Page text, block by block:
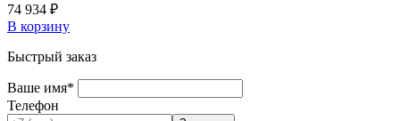
74 934 ₽
В корзину
Быстрый заказ
Ваше имя*
Телефон